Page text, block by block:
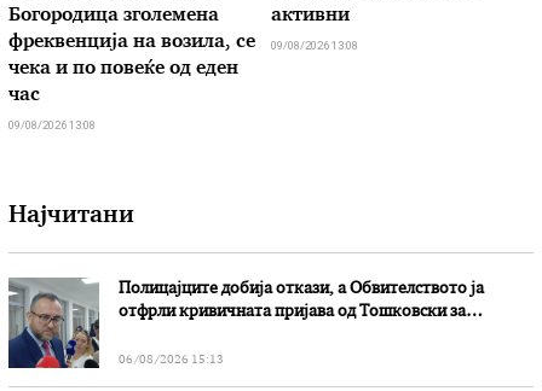
Богородица зголемена
фреквенција на возила, се
чека и по повеќе од еден
час
09/08/2026 13:08
активни
09/08/2026 13:08
Најчитани
Полицајците добија откази, а Обвителството ја
отфрли кривичната пријава од Тошковски за
06/08/2026 15:13